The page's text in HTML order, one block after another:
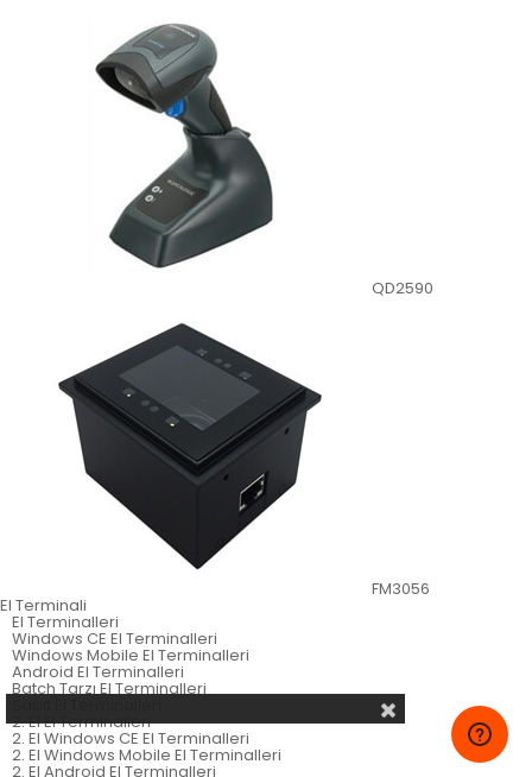
QD2590
FM3056
El Terminali
El Terminalleri
Windows CE El Terminalleri
Windows Mobile El Terminalleri
Android El Terminalleri
Batch Tarzı El Terminalleri
2. El El Terminalleri
2. El Windows CE El Terminalleri
2. El Windows Mobile El Terminalleri
2. El Android El Terminalleri